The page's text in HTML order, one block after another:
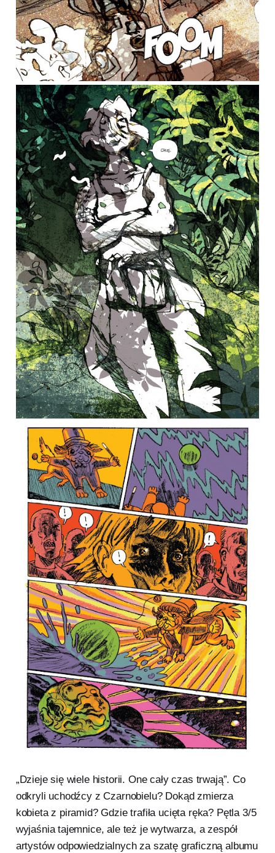
„Dzieje się wiele historii. One cały czas trwają”. Co
odkryli uchodźcy z Czarnobielu? Dokąd zmierza
kobieta z piramid? Gdzie trafiła ucięta ręka? Pętla 3/5
wyjaśnia tajemnice, ale też je wytwarza, a zespół
artystów odpowiedzialnych za szatę graficzną albumu